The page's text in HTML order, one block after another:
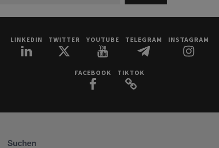
LINKEDIN TWITTER YOUTUBE TELEGRAM INSTAGRAM
FACEBOOK TIKTOK
Suchen